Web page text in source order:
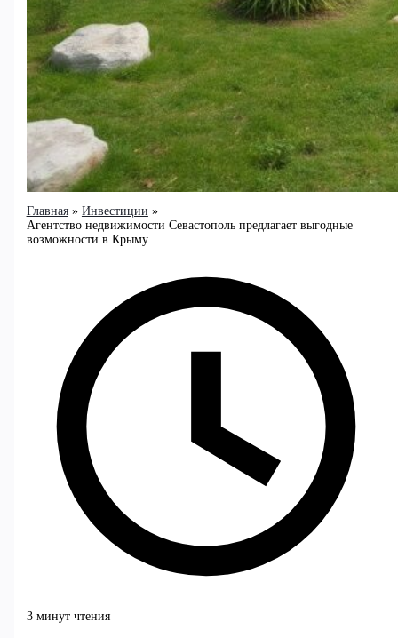
Главная
Инвестиции
Агентство недвижимости Севастополь предлагает выгодные
возможности в Крыму
3 минут чтения